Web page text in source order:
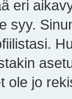
eri
syy.
ole jo